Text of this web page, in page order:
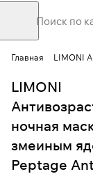
Главная LIMONI
LIMONI
ночная
змеиным
Peptage